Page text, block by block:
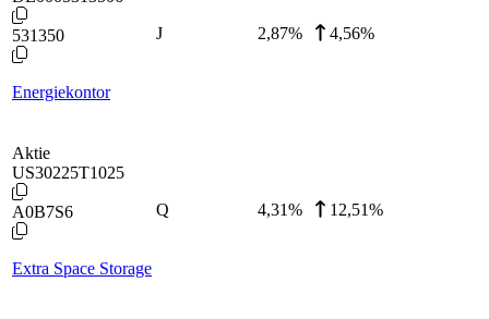
531350
Energiekontor
J 2,87% 4,56%
Aktie
US30225T1025
A0B7S6
Extra Space Storage
Q 4,31% 12,51%